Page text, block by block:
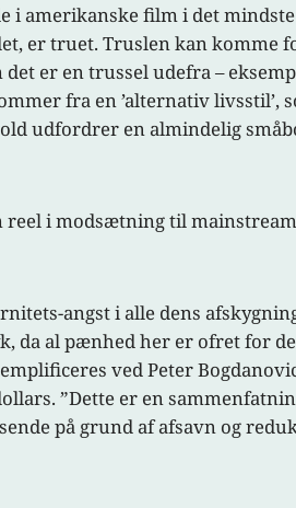
i amerikanske film i det
er truet. Truslen kan komme
det er en trussel udefra –
fra en ’alternativ livsstil’,
udfordrer en almindelig
reel i modsætning til
angst i alle dens
da al pænhed her er ofret for
ved Peter
”Dette er en
på grund af afsavn og